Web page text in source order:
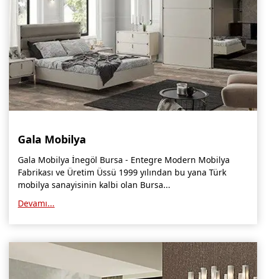
Gala Mobilya
Gala Mobilya İnegöl Bursa - Entegre Modern Mobilya
Fabrikası ve Üretim Üssü 1999 yılından bu yana Türk
mobilya sanayisinin kalbi olan Bursa...
Devamı...